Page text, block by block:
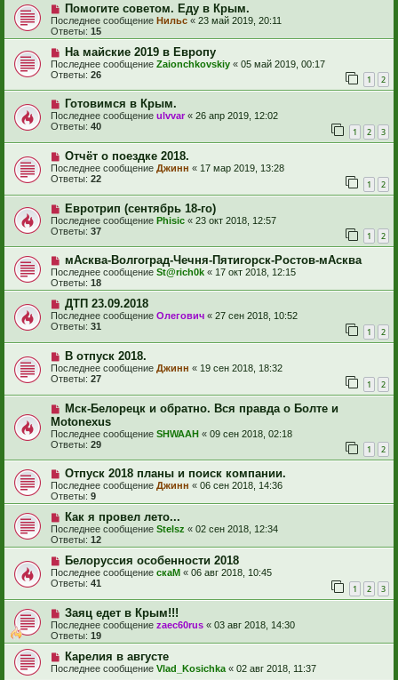
Помогите советом. Еду в Крым.
Последнее сообщение Нильс « 23 май 2019, 20:11
Ответы: 15
На майские 2019 в Европу
Последнее сообщение Zaionchkovskiy « 05 май 2019, 00:17
Ответы: 26 1 2
Готовимся в Крым.
Последнее сообщение ulvvar« 26 апр 2019, 12:02
Ответы: 40 1 2 3
Отчёт о поездке 2018.
Последнее сообщение Джинн « 17 мар 2019, 13:28
Ответы: 22 1 2
Евротрип (сентябрь 18-го)
Последнее сообщение Phisic « 23 окт 2018, 12:57
Ответы: 37 1 2
мАсква-Волгоград-Чечня-Пятигорск-Ростов-мАсква
Последнее сообщение St@rich0k « 17 окт 2018, 12:15
Ответы: 18
ДТП 23.09.2018
Последнее сообщение Олегович « 27 сен 2018, 10:52
Ответы: 31 1 2
В отпуск 2018.
Последнее сообщение Джинн « 19 сен 2018, 18:32
Ответы: 27 1 2
Мск-Белорецк и обратно. Вся правда о Болте и
Motonexus
Последнее сообщение SHWAAH « 09 сен 2018, 02:18
Ответы: 29 1 2
Отпуск 2018 планы и поиск компании.
Последнее сообщение Джинн « 06 сен 2018, 14:36
Ответы: 9
Как я провел лето...
Последнее сообщение Stelsz « 02 сен 2018, 12:34
Ответы: 12
Белоруссия особенности 2018
Последнее сообщение скаМ « 06 авг 2018, 10:45
Ответы: 41 1 2 3
Заяц едет в Крым!!!
Последнее сообщение zaec60rus « 03 авг 2018, 14:30
Ответы: 19
Карелия в августе
Последнее сообщение Vlad_Kosichka « 02 авг 2018, 11:37